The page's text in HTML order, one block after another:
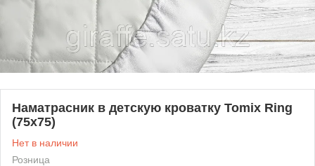
Наматрасник в детскую кроватку Tomix Ring
(75x75)
Нет в наличии
Розница